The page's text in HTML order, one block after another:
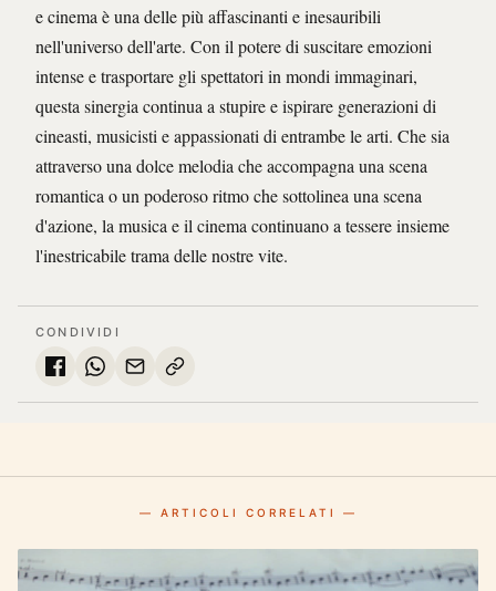
e cinema è una delle più affascinanti e inesauribili
nell'universo dell'arte. Con il potere di suscitare emozioni
intense e trasportare gli spettatori in mondi immaginari,
questa sinergia continua a stupire e ispirare generazioni di
cineasti, musicisti e appassionati di entrambe le arti. Che sia
attraverso una dolce melodia che accompagna una scena
romantica o un poderoso ritmo che sottolinea una scena
d'azione, la musica e il cinema continuano a tessere insieme
l'inestricabile trama delle nostre vite.
CONDIVIDI
— ARTICOLI CORRELATI —